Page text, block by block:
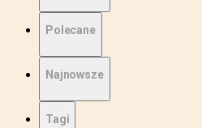
Polecane
Najnowsze
Tagi